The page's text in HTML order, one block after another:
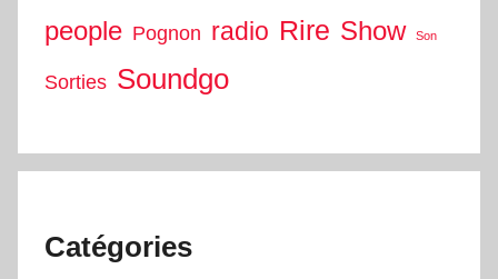
people Pognon radio Rire Show Son
Sorties Soundgo
Catégories